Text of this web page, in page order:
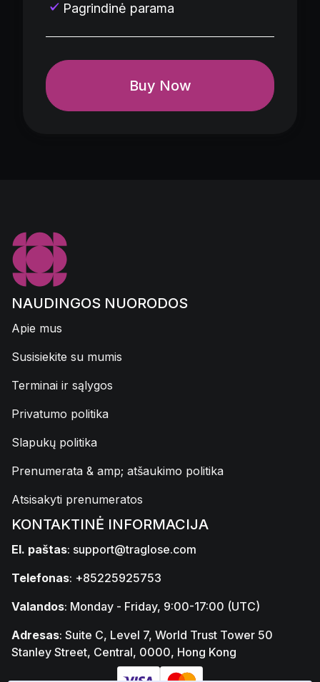
Pagrindinė parama
Buy Now
NAUDINGOS NUORODOS
Apie mus
Susisiekite su mumis
Terminai ir sąlygos
Privatumo politika
Slapukų politika
Prenumerata & amp; atšaukimo politika
Atsisakyti prenumeratos
KONTAKTINĖ INFORMACIJA
El. paštas: support@traglose.com
Telefonas: +85225925753
Valandos: Monday - Friday, 9:00-17:00 (UTC)
Adresas: Suite C, Level 7, World Trust Tower 50
Stanley Street, Central, 0000, Hong Kong